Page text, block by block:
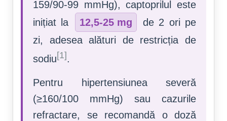
159/90-99 mmHg), captoprilul este
inițiat la
12,5-25 mg
de 2 ori pe
zi, adesea alături de restricția de
sodiu[1].
Pentru hipertensiunea severă
(≥160/100 mmHg) sau cazurile
refractare, se recomandă o doză